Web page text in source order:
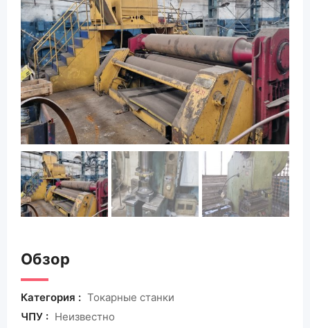
Обзор
Категория : Токарные станки
ЧПУ : Неизвестно